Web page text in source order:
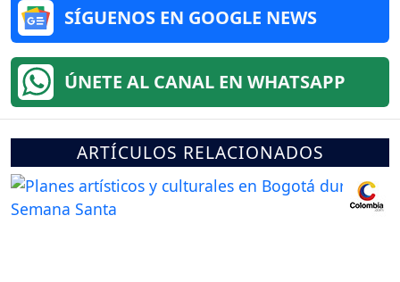
SÍGUENOS EN GOOGLE NEWS
ÚNETE AL CANAL EN WHATSAPP
ARTÍCULOS RELACIONADOS